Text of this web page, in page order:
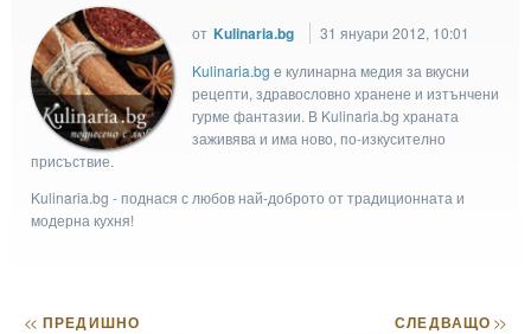
от Kulinaria.bg
31 януари 2012, 10:01
Kulinaria.bg e кулинарна медия за вкусни
рецепти, здравословно хранене и изтънчени
гурме фантазии. В Kulinaria.bg храната
заживява и има ново, по-изкусително
присъствие.
Kulinaria.bg - поднася с любов най-доброто от традиционната и
модерна кухня!
<< ПРЕДИШНО СЛЕДВАЩО>>